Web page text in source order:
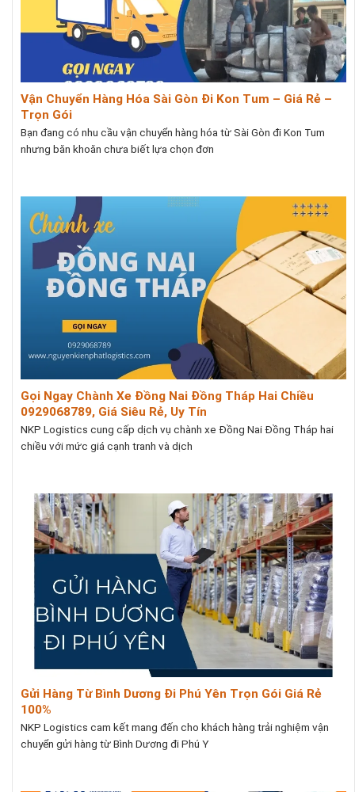
Vận Chuyển Hàng Hóa Sài Gòn Đi Kon Tum – Giá Rẻ –
Trọn Gói
Bạn đang có nhu cầu vận chuyển hàng hóa từ Sài Gòn đi Kon Tum
nhưng băn khoăn chưa biết lựa chọn đơn
Gọi Ngay Chành Xe Đồng Nai Đồng Tháp Hai Chiều
0929068789, Giá Siêu Rẻ, Uy Tín
NKP Logistics cung cấp dịch vụ chành xe Đồng Nai Đồng Tháp hai
chiều với mức giá cạnh tranh và dịch
Gửi Hàng Từ Bình Dương Đi Phú Yên Trọn Gói Giá Rẻ
100%
NKP Logistics cam kết mang đến cho khách hàng trải nghiệm vận
chuyển gửi hàng từ Bình Dương đi Phú Y